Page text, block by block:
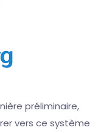
préliminaire,
vers ce système